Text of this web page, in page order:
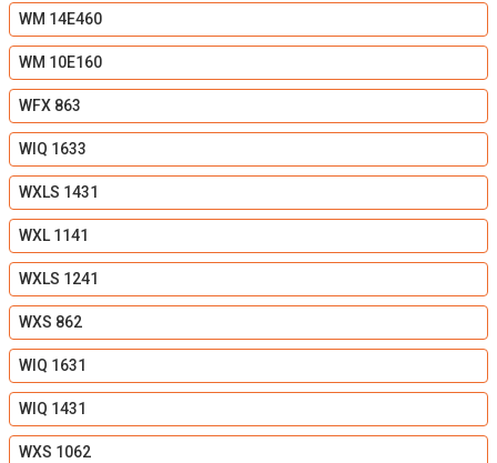
WM 14E460
WM 10E160
WFX 863
WIQ 1633
WXLS 1431
WXL 1141
WXLS 1241
WXS 862
WIQ 1631
WIQ 1431
WXS 1062